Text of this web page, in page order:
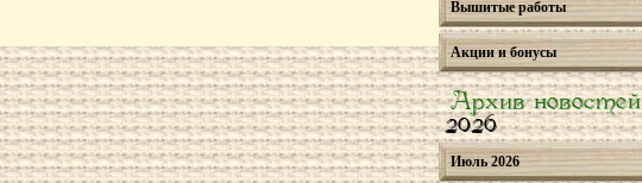
Вышитые работы
Акции и бонусы
Архив новостей
2026
Июль 2026